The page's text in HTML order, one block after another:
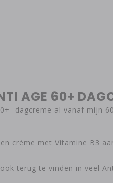
AGE 60+
dagcreme al vanaf mijn
crème met Vitamine B3
terug te vinden in veel